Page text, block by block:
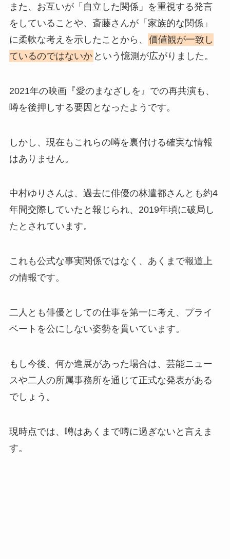
また、お互いが「自立した関係」を重視する発言
をしていることや、斎藤さんが「家族的な関係」
に柔軟な考えを示したことから、
価値観が一致し
ているのではないか という憶測が広がりました。
2021年の映画『愛のまなざしを』での再共演も、
噂を後押しする要因となったようです。
しかし、現在もこれらの噂を裏付ける確実な情報
はありません。
中村ゆりさんは、過去に俳優の林遣都さんとも約4
年間交際していたと報じられ、2019年頃に破局し
たとされています。
これも公式な事実関係ではなく、あくまで報道上
の情報です。
二人とも俳優としての仕事を第一に考え、プライ
ベートを公にしない姿勢を貫いています。
もし今後、何か進展があった場合は、芸能ニュー
スや二人の所属事務所を通じて正式な発表がある
でしょう。
現時点では、噂はあくまで噂に過ぎないと言えま
す。